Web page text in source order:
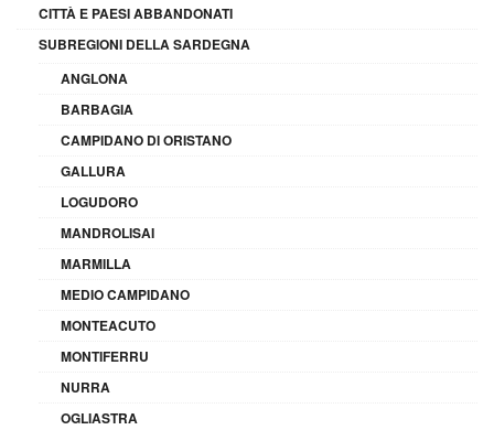
CITTÀ E PAESI ABBANDONATI
SUBREGIONI DELLA SARDEGNA
ANGLONA
BARBAGIA
CAMPIDANO DI ORISTANO
GALLURA
LOGUDORO
MANDROLISAI
MARMILLA
MEDIO CAMPIDANO
MONTEACUTO
MONTIFERRU
NURRA
OGLIASTRA